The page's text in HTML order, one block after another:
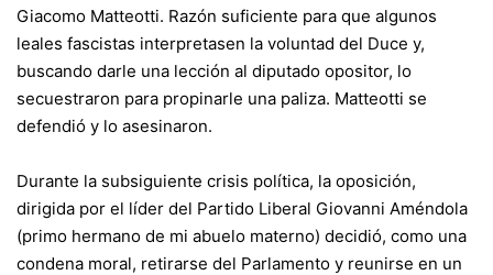
Giacomo Matteotti. Razón suficiente para que algunos
leales fascistas interpretasen la voluntad del Duce y,
buscando darle una lección al diputado opositor, lo
secuestraron para propinarle una paliza. Matteotti se
defendió y lo asesinaron.
Durante la subsiguiente crisis política, la oposición,
dirigida por el líder del Partido Liberal Giovanni Améndola
(primo hermano de mi abuelo materno) decidió, como una
condena moral, retirarse del Parlamento y reunirse en un